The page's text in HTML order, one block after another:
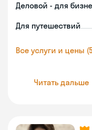
Деловой - для
Для путешествий
Все услуги и цены
Читать дальше